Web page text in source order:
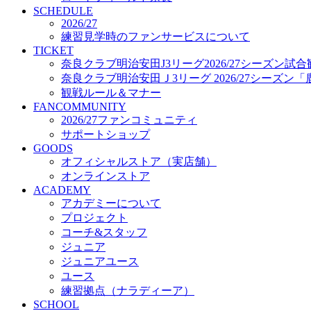
プロジェクト
コーチ&スタッフ
ジュニア
ジュニアユース
ユース
練習拠点（ナラディーア）
SCHOOL
CLUB
2026/27 パートナー企業
パートナー募集
クラブ理念
クラブ情報
サステナビリティ
Web制作支援
応援プロジェクト
SCHEDULE
2026/27
練習見学時のファンサービスについて
TICKET
奈良クラブ明治安田J3リーグ2026/27シーズン試合
奈良クラブ明治安田Ｊ3リーグ 2026/27シーズン「
観戦ルール＆マナー
FANCOMMUNITY
2026/27ファンコミュニティ
サポートショップ
GOODS
オフィシャルストア（実店舗）
オンラインストア
ACADEMY
アカデミーについて
プロジェクト
コーチ&スタッフ
ジュニア
ジュニアユース
ユース
練習拠点（ナラディーア）
SCHOOL